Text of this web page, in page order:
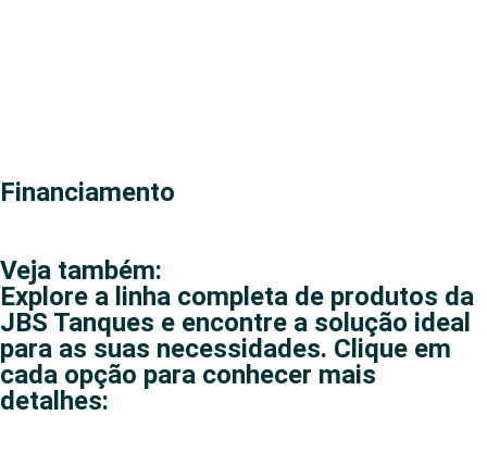
Financiamento
Veja também:
Explore a linha completa de produtos da
JBS Tanques e encontre a solução ideal
para as suas necessidades. Clique em
cada opção para conhecer mais
detalhes: